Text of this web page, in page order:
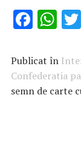
F
e
b
o
W
at
s
A
Publicat în
Confederatia
semn de carte